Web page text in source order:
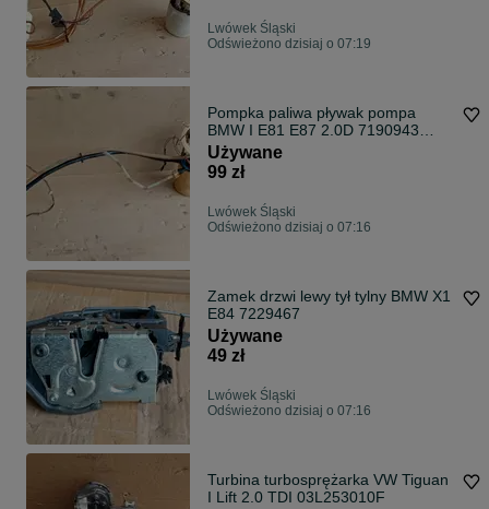
Lwówek Śląski
Odświeżono dzisiaj o 07:19
Pompka paliwa pływak pompa
BMW I E81 E87 2.0D 7190943
7190944
Używane
99 zł
Lwówek Śląski
Odświeżono dzisiaj o 07:16
Zamek drzwi lewy tył tylny BMW X1
E84 7229467
Używane
49 zł
Lwówek Śląski
Odświeżono dzisiaj o 07:16
Turbina turbosprężarka VW Tiguan
I Lift 2.0 TDI 03L253010F